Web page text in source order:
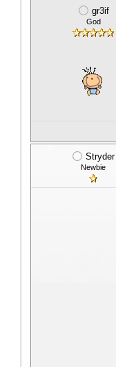
gr3if
God
Stryder
Newbie